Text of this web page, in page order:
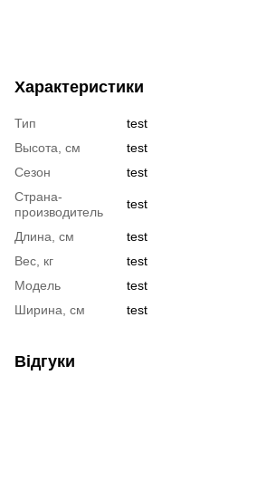
Характеристики
Тип
test
Высота, см
test
Сезон
test
Страна-
производитель
test
Длина, см
test
Вес, кг
test
Модель
test
Ширина, см
test
Відгуки